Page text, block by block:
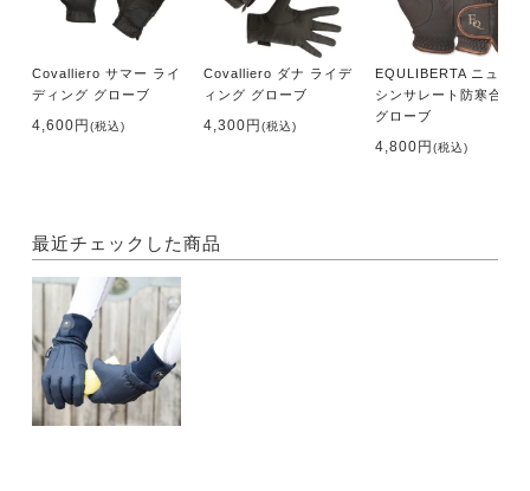
Covalliero サマー ライ
ディング グローブ
4,600円 (税込)
Covalliero ダナ ライデ
ィング グローブ
4,300円 (税込)
EQULIBERTA ニュー
シンサレート防寒合皮
グローブ
4,800円 (税込)
最近チェックした商品